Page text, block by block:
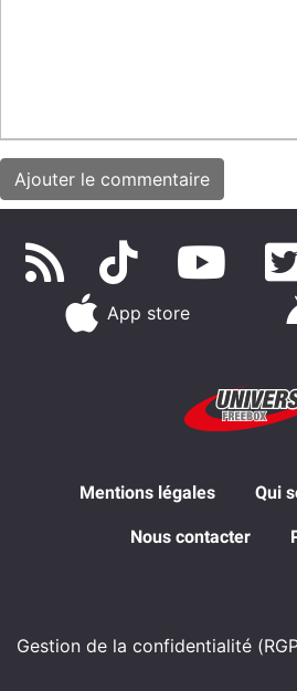
App store
Mentions légales Qui
Nous contacter
Gestion de la confidentialité